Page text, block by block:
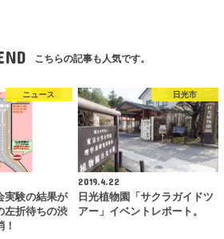
こちらの記事も人気です。
ニュース
実験の結果が
左折待ちの渋
日光市
2019.4.22
日光植物園「サクラガイドツ
アー」イベントレポート。